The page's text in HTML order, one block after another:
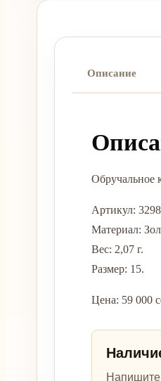
Описание
Обручальное
Артикул:
Материал:
Вес: 2,07 г.
Размер: 15.
Цена: 59 000
Напишите